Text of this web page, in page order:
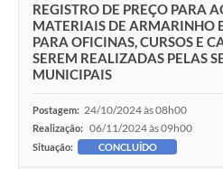
REGISTRO DE PREÇO PARA
MATERIAIS DE ARMARINHO
PARA OFICINAS, CURSOS E
SEREM REALIZADAS PELAS
MUNICIPAIS
Postagem: 24/10/2024 às 08h00
Realização: 06/11/2024 às 09h00
Situação: CONCLUÍDO